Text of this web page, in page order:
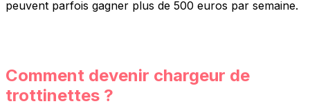
peuvent parfois gagner plus de 500 euros par semaine.
Comment devenir chargeur de
trottinettes ?